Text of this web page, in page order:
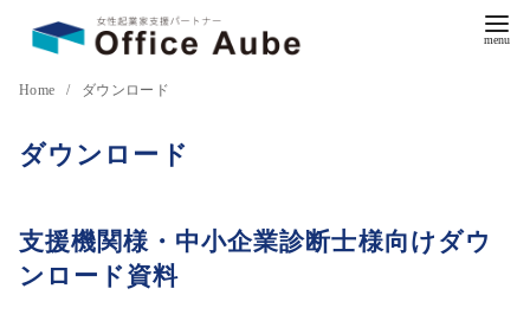
Home ダウンロード
ダウンロード
支援機関様・中小企業診断士様向けダウ
ンロード資料